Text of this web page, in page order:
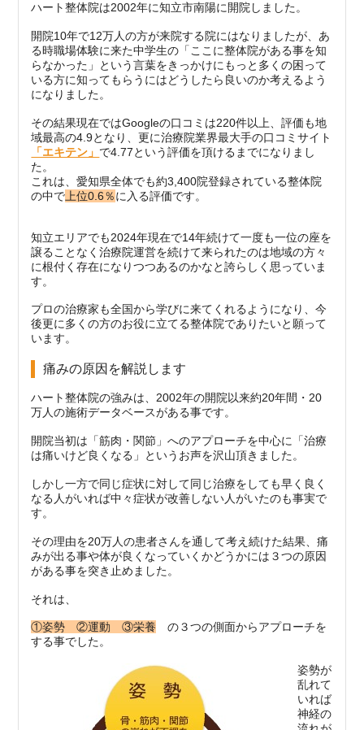
ハート整体院は2002年に知立市南陽に開院しました。
開院10年で12万人の方が来院する院にはなりましたが、あ
る時職場体験に来た中学生の「ここに整体院がある事を知
らなかった」という言葉をきっかけにもっと多くの困って
いる方に知ってもらうにはどうしたら良いのか考えるよう
になりました。
その結果現在ではGoogleの口コミは220件以上、評価も地
域最高の4.9となり、更に治療院業界最大手の口コミサイト
「エキテン」 で4.77という評価を頂けるまでになりまし
た。
これは、愛知県全体でも約3,400院登録されている整体院
の中で 上位0.6％に入る評価です。
知立エリアでも2024年現在で14年続けて一度も一位の座を
譲ることなく治療院運営を続けて来られたのは地域の方々
に根付く存在になりつつあるのかなと誇らしく思っていま
す。
プロの治療家も全国から学びに来てくれるようになり、今
後更に多くの方のお役に立てる整体院でありたいと願って
います。
痛みの原因を解説します
ハート整体院の強みは、2002年の開院以来約20年間・20
万人の施術データベースがある事です。
開院当初は「筋肉・関節」へのアプローチを中心に「治療
は痛いけど良くなる」というお声を沢山頂きました。
しかし一方で同じ症状に対して同じ治療をしても早く良く
なる人がいれば中々症状が改善しない人がいたのも事実で
す。
その理由を20万人の患者さんを通して考え続けた結果、痛
みが出る事や体が良くなっていくかどうかには３つの原因
がある事を突き止めました。
それは、
①姿勢 ②運動 ③栄養 の３つの側面からアプローチを
する事でした。
姿勢が
乱れて
いれば
神経の